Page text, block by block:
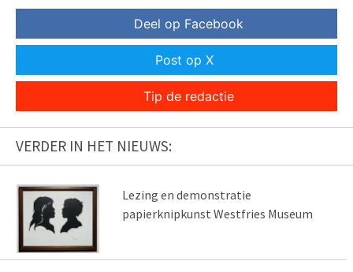
Deel op Facebook
Post op X
Tip de redactie
VERDER IN HET NIEUWS:
Lezing en demonstratie
papierknipkunst Westfries Museum